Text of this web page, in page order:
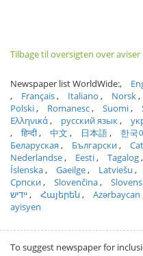
Tilbage til oversigten over aviser
Newspaper list WorldWide:
Français
Italiano Norsk
Polski
Romanesc Suomi
Ελληνικά
русский язык
हिन्दी
中文 日本語 한국
Беларуская
Български
Nederlandse
Eesti Tagalog
Íslenska
Gaeilge Latviešu
Српски
Slovenčina
ייִדיש
Հայերեն Azərbaycan
ayisyen
To suggest newspaper for